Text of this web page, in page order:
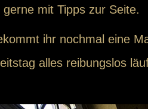
mit Tipps zur Seite.
ihr nochmal eine
alles reibungslos